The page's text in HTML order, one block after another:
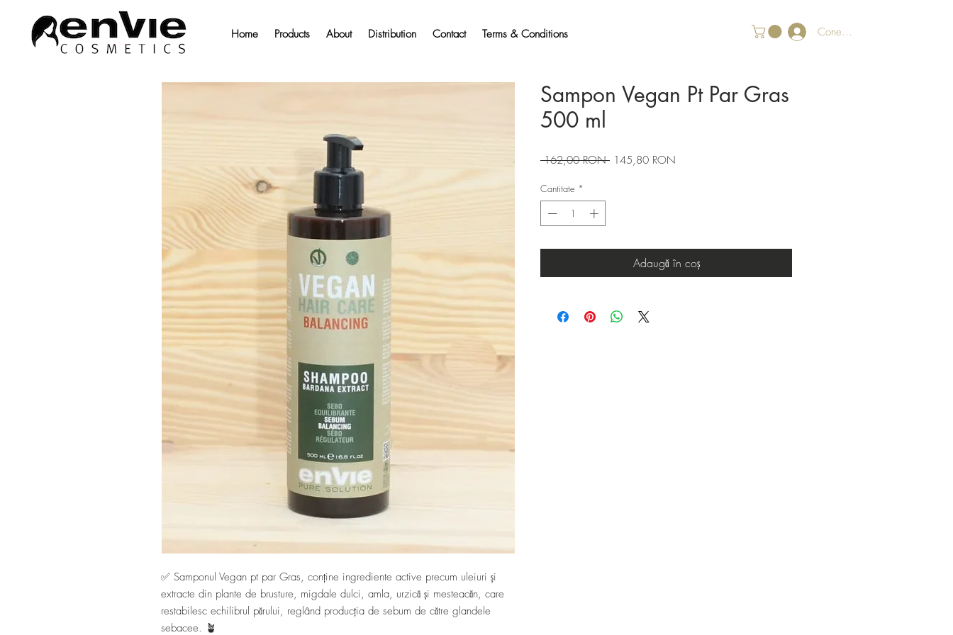
Home Products About Distribution Contact Terms & Conditions Conectează-te
✅ Samponul Vegan pt par Gras, conține ingrediente active precum uleiuri și
extracte din plante de brusture, migdale dulci, amla, urzică și mesteacăn, care
restabilesc echilibrul părului, reglând producția de sebum de către glandele
sebacee. 🪴
Sampon Vegan Pt Par Gras
500 ml
162,00 RON Preț145,80 RON
Cantitate *
Adaugă în coș